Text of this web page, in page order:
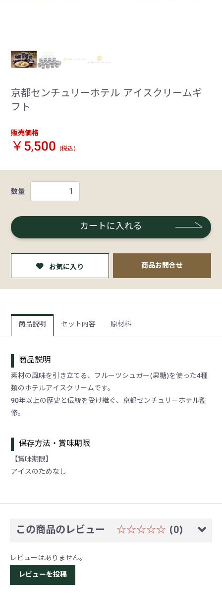
京都センチュリーホテル アイスクリームギ
フト
販売価格
￥5,500 (税込)
数量
カートに入れる
お気に入り 商品お問合せ
商品説明 セット内容 原材料
商品説明
素材の風味を引き立てる、フルーツシュガー(果糖)を使った4種
類のホテルアイスクリームです。
90年以上の歴史と伝統を受け継ぐ、京都センチュリーホテル監
修。
保存方法・賞味期限
【賞味期限】
アイスのためなし
この商品のレビュー ☆☆☆☆☆ (0)
レビューはありません。
レビューを投稿